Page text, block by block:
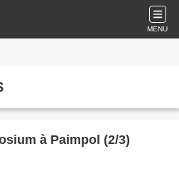
MENU
à Paimpol (2/3)